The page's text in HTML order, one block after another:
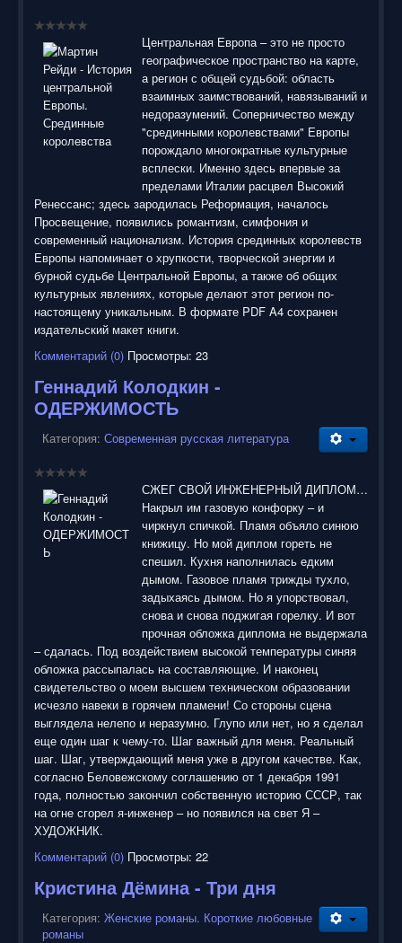
Центральная Европа – это не просто
географическое пространство на карте,
а регион с общей судьбой: область
взаимных заимствований, навязываний и
недоразумений. Соперничество между
"срединными королевствами" Европы
порождало многократные культурные
всплески. Именно здесь впервые за
пределами Италии расцвел Высокий
Ренессанс; здесь зародилась Реформация, началось
Просвещение, появились романтизм, симфония и
современный национализм. История срединных королевств
Европы напоминает о хрупкости, творческой энергии и
бурной судьбе Центральной Европы, а также об общих
культурных явлениях, которые делают этот регион по-
настоящему уникальным. В формате PDF A4 сохранен
издательский макет книги.
Комментарий (0) Просмотры: 23
Геннадий Колодкин -
ОДЕРЖИМОСТЬ
Категория: Современная русская литература
СЖЕГ СВОЙ ИНЖЕНЕРНЫЙ ДИПЛОМ…
Накрыл им газовую конфорку – и
чиркнул спичкой. Пламя объяло синюю
книжицу. Но мой диплом гореть не
спешил. Кухня наполнилась едким
дымом. Газовое пламя трижды тухло,
задыхаясь дымом. Но я упорствовал,
снова и снова поджигая горелку. И вот
прочная обложка диплома не выдержала
– сдалась. Под воздействием высокой температуры синяя
обложка рассыпалась на составляющие. И наконец
свидетельство о моем высшем техническом образовании
исчезло навеки в горячем пламени! Со стороны сцена
выглядела нелепо и неразумно. Глупо или нет, но я сделал
еще один шаг к чему-то. Шаг важный для меня. Реальный
шаг. Шаг, утверждающий меня уже в другом качестве. Как,
согласно Беловежскому соглашению от 1 декабря 1991
года, полностью закончил собственную историю СССР, так
на огне сгорел я-инженер – но появился на свет Я –
ХУДОЖНИК.
Комментарий (0) Просмотры: 22
Кристина Дёмина - Три дня
Категория: Женские романы. Короткие любовные
романы